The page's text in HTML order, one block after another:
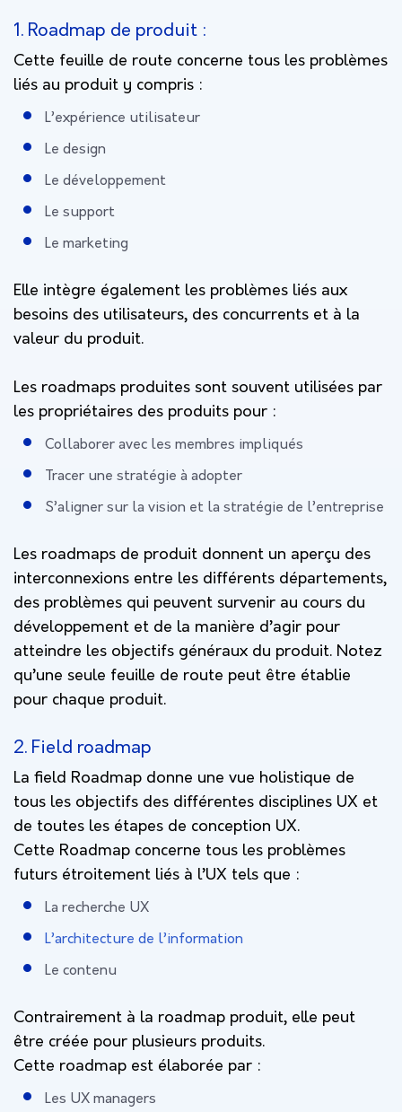
1. Roadmap de produit :
Cette feuille de route concerne tous les problèmes
liés au produit y compris :
L’expérience utilisateur
Le design
Le développement
Le support
Le marketing
Elle intègre également les problèmes liés aux
besoins des utilisateurs, des concurrents et à la
valeur du produit.
Les roadmaps produites sont souvent utilisées par
les propriétaires des produits pour :
Collaborer avec les membres impliqués
Tracer une stratégie à adopter
S’aligner sur la vision et la stratégie de l’entreprise
Les roadmaps de produit donnent un aperçu des
interconnexions entre les différents départements,
des problèmes qui peuvent survenir au cours du
développement et de la manière d’agir pour
atteindre les objectifs généraux du produit. Notez
qu’une seule feuille de route peut être établie
pour chaque produit.
2. Field roadmap
La field Roadmap donne une vue holistique de
tous les objectifs des différentes disciplines UX et
de toutes les étapes de conception UX.
Cette Roadmap concerne tous les problèmes
futurs étroitement liés à l’UX tels que :
La recherche UX
L’architecture de l’information
Le contenu
Contrairement à la roadmap produit, elle peut
être créée pour plusieurs produits.
Cette roadmap est élaborée par :
Les UX managers